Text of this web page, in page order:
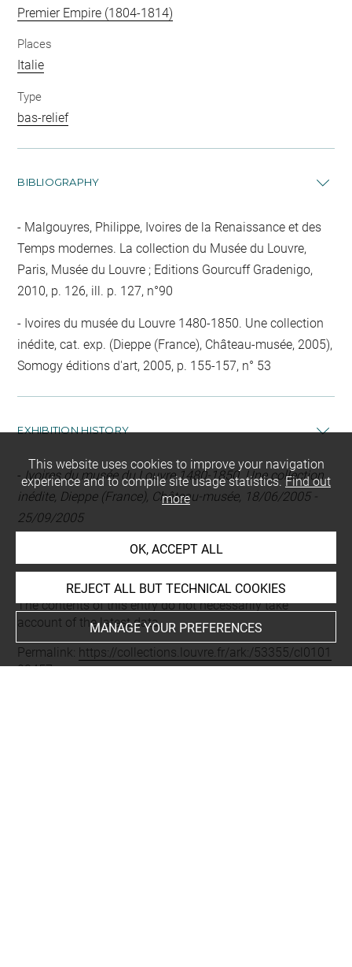
Premier Empire (1804-1814)
Places
Italie
Type
bas-relief
BIBLIOGRAPHY
Malgouyres, Philippe, Ivoires de la Renaissance et des
Temps modernes. La collection du Musée du Louvre,
Paris, Musée du Louvre ; Editions Gourcuff Gradenigo,
2010, p. 126, ill. p. 127, n°90
Ivoires du musée du Louvre 1480-1850. Une collection
inédite, cat. exp. (Dieppe (France), Château-musée, 2005),
Somogy éditions d'art, 2005, p. 155-157, n° 53
EXHIBITION HISTORY
-Ivoires du musée du Louvre 1480-1850. Une collection
inédite, Dieppe (France), Château-musée, 18/06/2005 -
25/09/2005
Last updated on 03.07.2025
The contents of this entry do not necessarily take
account of the latest data.
Permalink: https://collections.louvre.fr/ark:/53355/cl0101
03457
This website uses cookies to improve your navigation
experience and to compile site usage statistics.Find out
more
OK, ACCEPT ALL
REJECT ALL BUT TECHNICAL COOKIES
MANAGE YOUR PREFERENCES